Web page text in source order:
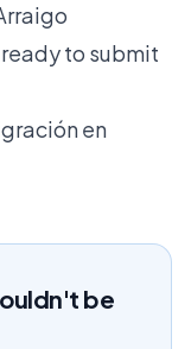
to submit
en
be